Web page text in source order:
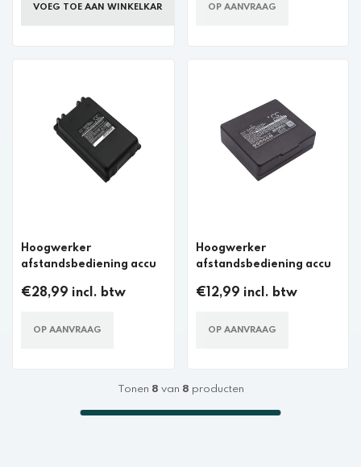
VOEG TOE AAN WINKELKAR OP AANVRAAG
Hoogwerker
afstandsbediening accu
€28,99 incl. btw
OP AANVRAAG
Hoogwerker
afstandsbediening accu
€12,99 incl. btw
OP AANVRAAG
Tonen 8 van 8 producten